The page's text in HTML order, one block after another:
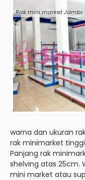
Rak mini market Jambi
warna dan ukuran
rak minimarket
Panjang rak
shelving atas 25cm.
mini market atau